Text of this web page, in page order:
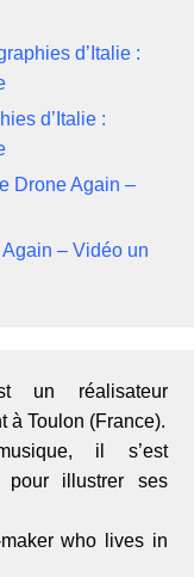
d’Italie :
d’Italie :
Drone Again –
– Vidéo un
un réalisateur
à Toulon (France).
il s’est
pour illustrer ses
who lives in